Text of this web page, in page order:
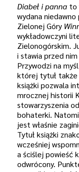
Diabeł i panna to
wydana
Zielonej Góry
wykładowczyni
Zielonogórskim.
i stawia przed
Przywodzi na myśl
której tytuł także
książki pozwala
mrocznej historii
stowarzyszenia
bohaterki.
jest właśnie
Tytuł książki
wcześniej
a ściślej powieść
odwrócony.